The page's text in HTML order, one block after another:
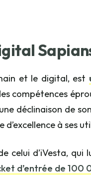
et le digital, est
compétences
déclinaison de son
à ses
celui d’iVesta, qui
d’entrée de 100